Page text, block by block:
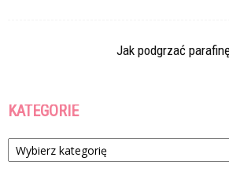
Jak podgrzać
KATEGORIE
Kategorie